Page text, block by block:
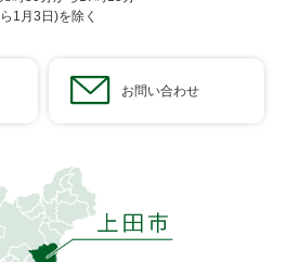
1月3日)を除く
お問い合わせ